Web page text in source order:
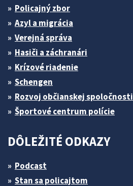
Policajný zbor
Azyl a migrácia
Verejná správa
Hasiči a záchranári
Krízové riadenie
Schengen
Rozvoj občianskej spoločnosti
Športové centrum polície
DÔLEŽITÉ ODKAZY
Podcast
Stan sa policajtom